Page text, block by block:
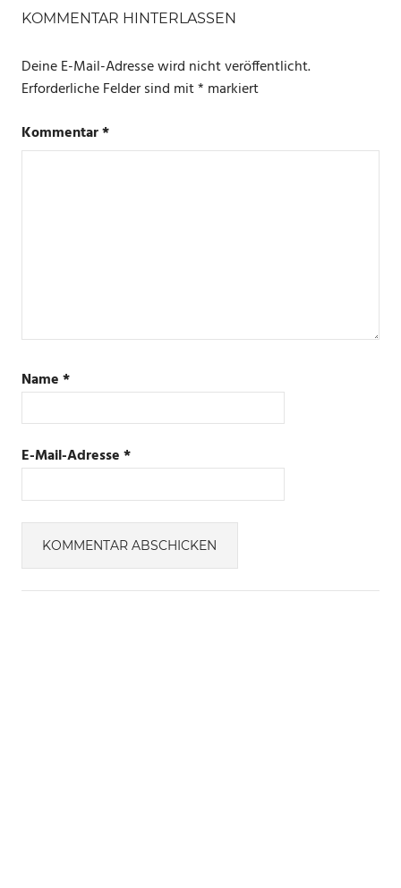
KOMMENTAR HINTERLASSEN
Deine E-Mail-Adresse wird nicht veröffentlicht.
Erforderliche Felder sind mit* markiert
Kommentar*
Name*
E-Mail-Adresse*